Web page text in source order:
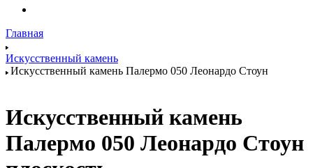
Главная
Искусственный камень
Искусственный камень Палермо 050 Леонардо Стоун
Искусственный камень
Палермо 050 Леонардо Стоун